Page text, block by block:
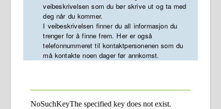
veibeskrivelsen som du bør skrive ut og ta med
deg når du kommer.
I veibeskrivelsen finner du all informasjon du
trenger for å finne frem. Her er også
telefonnummeret til kontaktpersonenen som du
må kontakte noen dager før annkomst.